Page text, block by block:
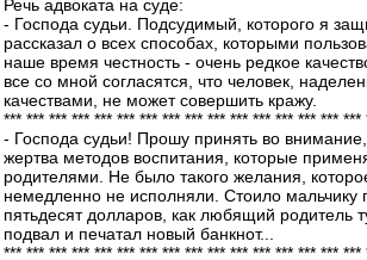
Речь адвоката на суде:
- Господа судьи. Подсудимый, которого я
рассказал о всех способах, которыми
наше время честность - очень редкое
все со мной согласятся, что человек,
качествами, не может совершить кражу.
*** *** *** *** *** *** *** *** *** *** *** *** *** *** *** ***
- Господа судьи! Прошу принять во
жертва методов воспитания, которые
родителями. Не было такого желания,
немедленно не исполняли. Стоило мальчику
пятьдесят долларов, как любящий родитель
подвал и печатал новый банкнот...
*** *** *** *** *** *** *** *** *** *** *** *** *** *** *** ***